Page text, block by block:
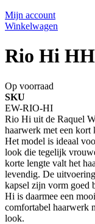
Mijn account
Winkelwagen
Rio Hi
Op voorraad
SKU
EW-RIO-HI
Rio Hi uit de Raquel
haarwerk met een kort
Het model is ideaal
look die tegelijk
korte lengte valt het
levendig. De
kapsel zijn vorm goed
Hi is daarmee een
comfortabel haarwerk
look.